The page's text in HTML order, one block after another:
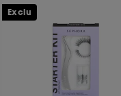
Exclu
A l'exception des
lecture de ces
pouvez
de ces cookies
choix" ci-dessous
Sephora pourra